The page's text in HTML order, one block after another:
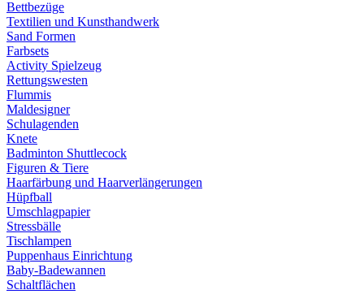
Bettbezüge
Textilien und Kunsthandwerk
Sand Formen
Farbsets
Activity Spielzeug
Rettungswesten
Flummis
Maldesigner
Schulagenden
Knete
Badminton Shuttlecock
Figuren & Tiere
Haarfärbung und Haarverlängerungen
Hüpfball
Umschlagpapier
Stressbälle
Tischlampen
Puppenhaus Einrichtung
Baby-Badewannen
Schaltflächen